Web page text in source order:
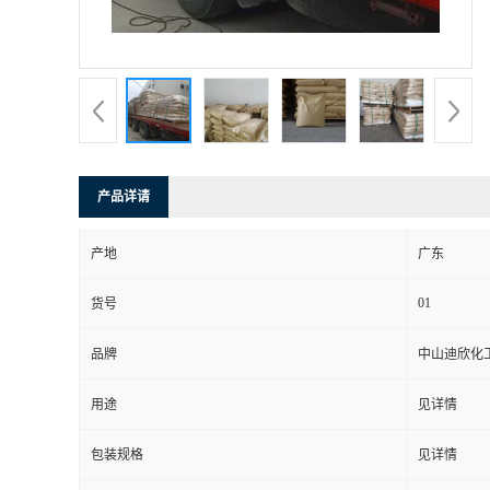
产品详请
产地 广东
货号 01
品牌 中山迪欣化
用途 见详情
包装规格 见详情